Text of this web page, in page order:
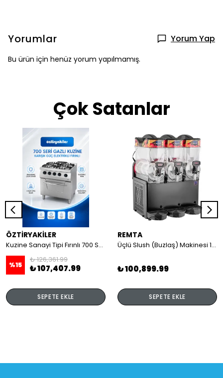
Yorumlar Yorum Yap
Bu ürün için henüz yorum yapılmamış.
Çok Satanlar
ÖZTİRYAKİLER
Kuzine Sanayi Tipi Fırınlı 700 Seri Gazlı 4 Açık Ateş 80x70x85 (Lp)-2X6Kw+2X7,5Kw+6Kw Elektrikli Fırın
%15
₺ 126,361.99
₺ 107,407.99
SEPETE EKLE
REMTA
Üçlü Slush (Buzlaş) Makinesi 12+12+12 lt
₺ 100,899.99
SEPETE EKLE